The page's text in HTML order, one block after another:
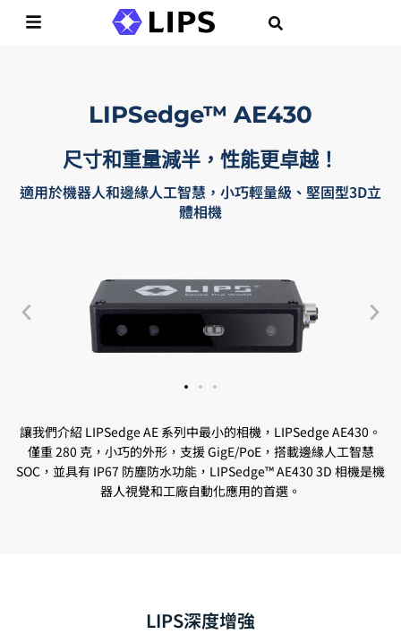
LIPSedge™ AE430
尺寸和重量減半，性能更卓越！
適用於機器人和邊緣人工智慧，小巧輕量級、堅固型3D立
體相機
讓我們介紹 LIPSedge AE 系列中最小的相機，LIPSedge AE430。
僅重 280 克，小巧的外形，支援 GigE/PoE，搭載邊緣人工智慧
SOC，並具有 IP67 防塵防水功能，LIPSedge™ AE430 3D 相機是機
器人視覺和工廠自動化應用的首選。
LIPS深度增強